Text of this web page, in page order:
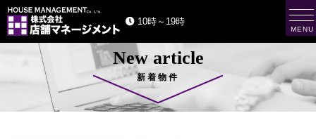
10時～19時
New article
新着物件
t
o
g
g
n
a
v
MENU